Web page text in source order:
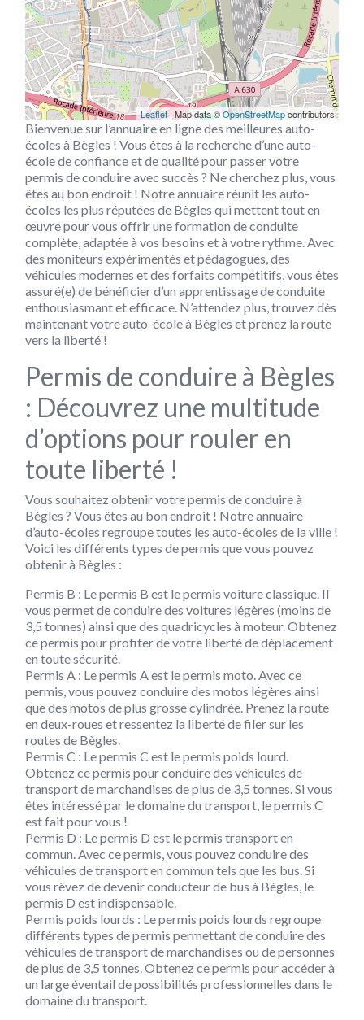
Leaflet| Map data ©OpenStreetMapcontributors
Bienvenue sur l’annuaire en ligne des meilleures auto-
écoles à Bègles ! Vous êtes à la recherche d’une auto-
école de confiance et de qualité pour passer votre
permis de conduire avec succès ? Ne cherchez plus, vous
êtes au bon endroit ! Notre annuaire réunit les auto-
écoles les plus réputées de Bègles qui mettent tout en
œuvre pour vous offrir une formation de conduite
complète, adaptée à vos besoins et à votre rythme. Avec
des moniteurs expérimentés et pédagogues, des
véhicules modernes et des forfaits compétitifs, vous êtes
assuré(e) de bénéficier d’un apprentissage de conduite
enthousiasmant et efficace. N’attendez plus, trouvez dès
maintenant votre auto-école à Bègles et prenez la route
vers la liberté !
Permis de conduire à Bègles
: Découvrez une multitude
d’options pour rouler en
toute liberté !
Vous souhaitez obtenir votre permis de conduire à
Bègles ? Vous êtes au bon endroit ! Notre annuaire
d’auto-écoles regroupe toutes les auto-écoles de la ville !
Voici les différents types de permis que vous pouvez
obtenir à Bègles :
Permis B : Le permis B est le permis voiture classique. Il
vous permet de conduire des voitures légères (moins de
3,5 tonnes) ainsi que des quadricycles à moteur. Obtenez
ce permis pour profiter de votre liberté de déplacement
en toute sécurité.
Permis A : Le permis A est le permis moto. Avec ce
permis, vous pouvez conduire des motos légères ainsi
que des motos de plus grosse cylindrée. Prenez la route
en deux-roues et ressentez la liberté de filer sur les
routes de Bègles.
Permis C : Le permis C est le permis poids lourd.
Obtenez ce permis pour conduire des véhicules de
transport de marchandises de plus de 3,5 tonnes. Si vous
êtes intéressé par le domaine du transport, le permis C
est fait pour vous !
Permis D : Le permis D est le permis transport en
commun. Avec ce permis, vous pouvez conduire des
véhicules de transport en commun tels que les bus. Si
vous rêvez de devenir conducteur de bus à Bègles, le
permis D est indispensable.
Permis poids lourds : Le permis poids lourds regroupe
différents types de permis permettant de conduire des
véhicules de transport de marchandises ou de personnes
de plus de 3,5 tonnes. Obtenez ce permis pour accéder à
un large éventail de possibilités professionnelles dans le
domaine du transport.